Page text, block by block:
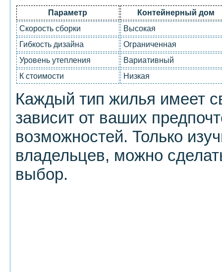
Параметр
Контейнерный дом
Скорость сборки
Высокая
Гибкость дизайна
Ограниченная
Уровень утепления
Вариативный
К стоимости
Низкая
Каждый тип жилья имеет
зависит от ваших
возможностей. Только
владельцев, можно
выбор.